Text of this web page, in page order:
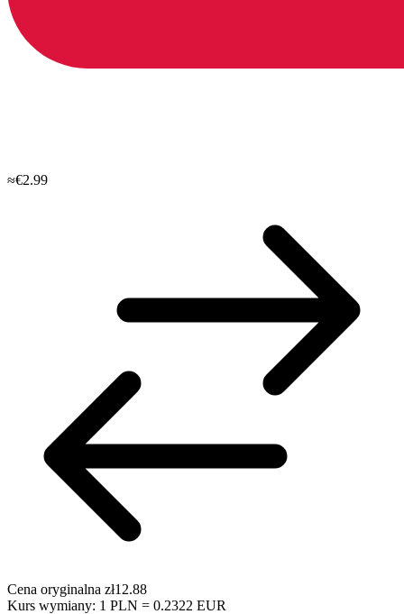
≈€2.99
Cena oryginalna zł12.88
Kurs wymiany: 1 PLN = 0.2322 EUR